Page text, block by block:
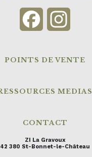
Facebook
POINTS DE VENTE
MEDIAS
CONTACT
ZI La Gravoux
42 380 St-Bonnet-le-Château